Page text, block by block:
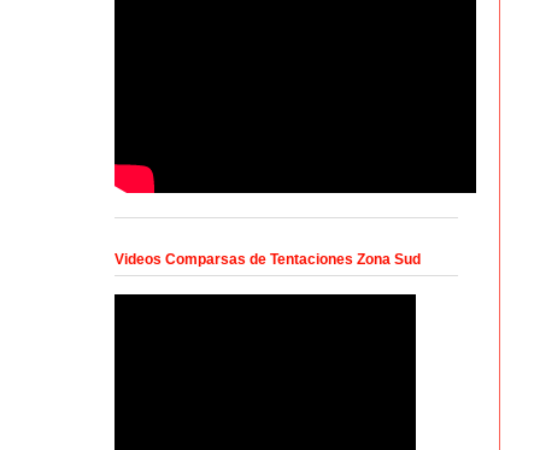
Videos Comparsas de Tentaciones Zona Sud